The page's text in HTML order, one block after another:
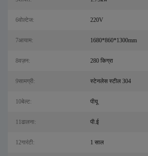
6वोल्टेज: 220V
7आयाम: 1680*860*1300mm
8वज़न: 280 किग्रा
9सामग्री: स्टेनलेस स्टील 304
10बेल्ट: पीयू
11ढालना: पी.ई
12गारंटी: 1 साल